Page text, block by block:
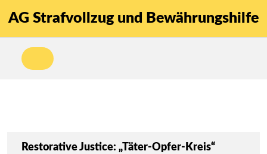
AG Strafvollzug und Bewährungshilfe
Restorative Justice: „Täter-Opfer-Kreis“